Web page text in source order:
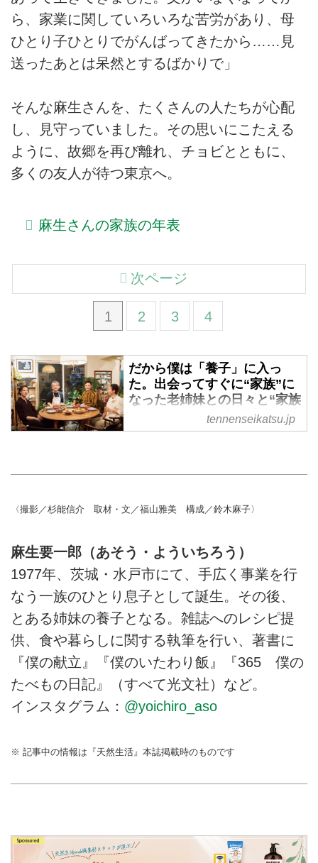
ら、家業に関していろいろな苦労があり、母
ひとり子ひとりでがんばってきたから……見
送ったあとは呆然とするばかりで」
そんな麻生さんを、たくさんの人たちが心配
し、見守っていました。その思いにこたえる
ように、故郷を再び離れ、チョビとともに、
多くの友人が待つ東京へ。
麻生さんの家族の年表
1 2 3 4
次ページ
だから僕は「養子」に入っ
た。出会ってすぐに“家族”に
なった老姉妹との日々と“家族
的”な仲間たち／料理家・麻生
要一郎さん - 天然生活web
族です。料理家・麻生要一郎さん
る仲間たちについて聞きました。
（『天然生活』2024年9月号掲
載）
tennenseikatsu.jp
〈撮影／杉能信介 取材・文／福山雅美 構成／鈴木麻子〉
麻生要一郎（あそう・よういちろう）
1977年、茨城・水戸市にて、手広く事業を行
なう一族のひとり息子として誕生。その後、
とある姉妹の養子となる。雑誌へのレシピ提
供、食や暮らしに関する執筆を行い、著書に
『僕の献立』『僕のいたわり飯』『365 僕の
たべもの日記』（すべて光文社）など。
インスタグラム： @yoichiro_aso
※ 記事中の情報は『天然生活』本誌掲載時のものです